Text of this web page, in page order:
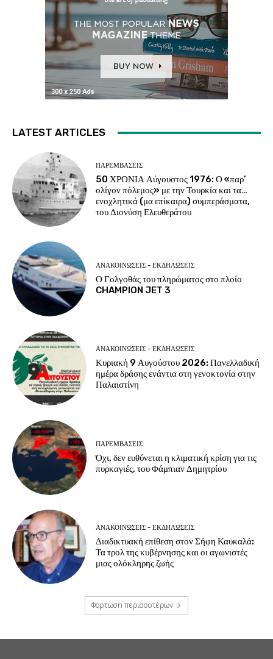
LATEST ARTICLES
ΠΑΡΕΜΒΑΣΕΙΣ
50 ΧΡΟΝΙΑ Αύγουστος 1976: Ο «παρ’
ολίγον πόλεμος» με την Τουρκία και τα…
ενοχλητικά (μα επίκαιρα) συμπεράσματα,
του Διονύση Ελευθεράτου
ΑΝΑΚΟΙΝΩΣΕΙΣ - ΕΚΔΗΛΩΣΕΙΣ
Ο Γολγοθάς του πληρώματος στο πλοίο
CHAMPION JET 3
ΑΝΑΚΟΙΝΩΣΕΙΣ - ΕΚΔΗΛΩΣΕΙΣ
Κυριακή 9 Αυγούστου 2026: Πανελλαδική
ημέρα δράσης ενάντια στη γενοκτονία στην
Παλαιστίνη
ΠΑΡΕΜΒΑΣΕΙΣ
Όχι, δεν ευθύνεται η κλιματική κρίση για τις
πυρκαγιές, του Φάμπιαν Δημητρίου
ΑΝΑΚΟΙΝΩΣΕΙΣ - ΕΚΔΗΛΩΣΕΙΣ
Διαδικτυακή επίθεση στον Σήφη Καυκαλά:
Τα τρολ της κυβέρνησης και οι αγωνιστές
μιας ολόκληρης ζωής
Φόρτωση περισσοτέρων